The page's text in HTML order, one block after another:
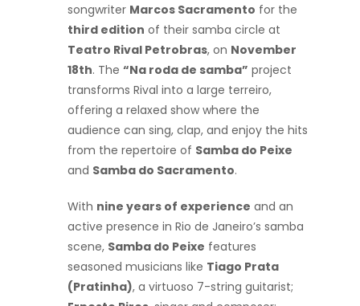
songwriter Marcos Sacramento for the
third edition of their samba circle at
Teatro Rival Petrobras, on November
18th. The “Na roda de samba” project
transforms Rival into a large terreiro,
offering a relaxed show where the
audience can sing, clap, and enjoy the hits
from the repertoire of Samba do Peixe
and Samba do Sacramento.
With nine years of experience and an
active presence in Rio de Janeiro’s samba
scene, Samba do Peixe features
seasoned musicians like Tiago Prata
(Pratinha), a virtuoso 7-string guitarist;